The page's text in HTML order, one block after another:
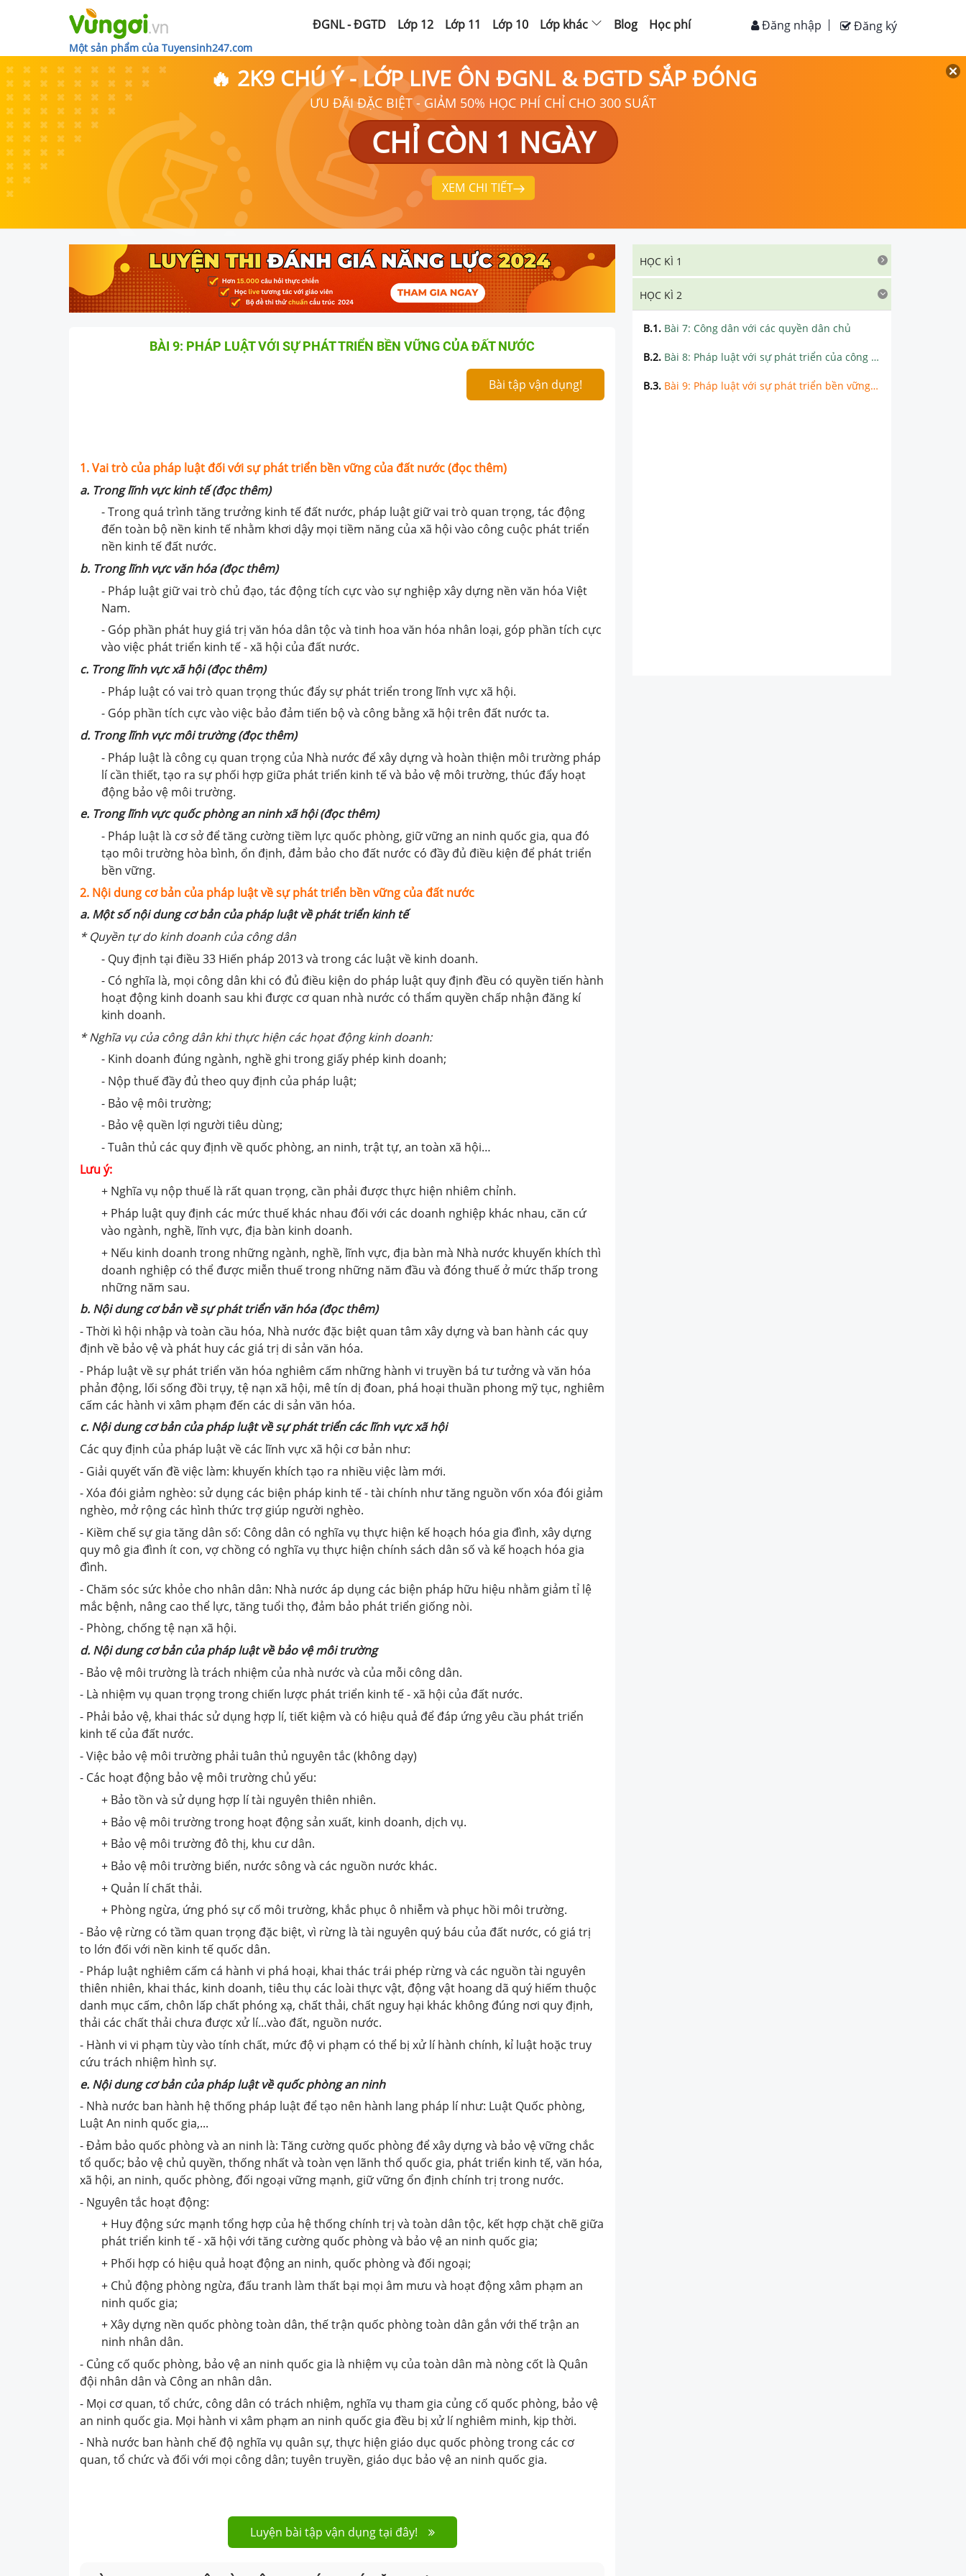
Một sản phẩm của Tuyensinh247.com
ĐGNL - ĐGTD Lớp 12 Lớp 11 Lớp 10 Lớp khác Blog Học phí Đăng ký
Đăng nhập
🔥 2K9 CHÚ Ý - LỚP LIVE ÔN ĐGNL & ĐGTD SẮP ĐÓNG
ƯU ĐÃI ĐẶC BIỆT - GIẢM 50% HỌC PHÍ CHỈ CHO 300 SUẤT
CHỈ CÒN 1 NGÀY
XEM CHI TIẾT
BÀI 9: PHÁP LUẬT VỚI SỰ PHÁT TRIỂN BỀN VỮNG CỦA ĐẤT NƯỚC
Bài tập vận dụng!
1. Vai trò của pháp luật đối với sự phát triển bền vững của đất nước (đọc thêm)
a. Trong lĩnh vực kinh tế (đọc thêm)
- Trong quá trình tăng trưởng kinh tế đất nước, pháp luật giữ vai trò quan trọng, tác động
đến toàn bộ nền kinh tế nhằm khơi dậy mọi tiềm năng của xã hội vào công cuộc phát triển
nền kinh tế đất nước.
b. Trong lĩnh vực văn hóa (đọc thêm)
- Pháp luật giữ vai trò chủ đạo, tác động tích cực vào sự nghiệp xây dựng nền văn hóa Việt
Nam.
- Góp phần phát huy giá trị văn hóa dân tộc và tinh hoa văn hóa nhân loại, góp phần tích cực
vào việc phát triển kinh tế - xã hội của đất nước.
c. Trong lĩnh vực xã hội (đọc thêm)
- Pháp luật có vai trò quan trọng thúc đẩy sự phát triển trong lĩnh vực xã hội.
- Góp phần tích cực vào việc bảo đảm tiến bộ và công bằng xã hội trên đất nước ta.
d. Trong lĩnh vực môi trường (đọc thêm)
- Pháp luật là công cụ quan trọng của Nhà nước để xây dựng và hoàn thiện môi trường pháp
lí cần thiết, tạo ra sự phối hợp giữa phát triển kinh tế và bảo vệ môi trường, thúc đẩy hoạt
động bảo vệ môi trường.
e. Trong lĩnh vực quốc phòng an ninh xã hội (đọc thêm)
- Pháp luật là cơ sở để tăng cường tiềm lực quốc phòng, giữ vững an ninh quốc gia, qua đó
tạo môi trường hòa bình, ổn định, đảm bảo cho đất nước có đầy đủ điều kiện để phát triển
bền vững.
2. Nội dung cơ bản của pháp luậtvềsựpháttriển bền vững của đất nước
a. Một số nội dung cơ bảncủa pháp luậtvề phát triển kinh tế
* Quyền tự do kinh doanh củacông dân
- Quy định tại điều 33 Hiến pháp 2013 và trong các luật về kinh doanh.
- Có nghĩa là, mọi công dân khi có đủ điều kiện do pháp luật quy định đều có quyền tiến hành
hoạt động kinh doanh sau khi được cơ quan nhà nước có thẩm quyền chấp nhận đăng kí
kinh doanh.
* Nghĩa vụ củacông dân khi thực hiện các họat động kinh doanh:
- Kinh doanh đúng ngành, nghề ghi trong giấy phép kinh doanh;
- Nộp thuế đầy đủ theo quy định của pháp luật;
- Bảo vệ môi trường;
- Bảo vệ quền lợi người tiêu dùng;
- Tuân thủ các quy định về quốc phòng, an ninh, trật tự, an toàn xã hội…
Lưu ý:
+ Nghĩa vụ nộp thuế là rất quan trọng, cần phải được thực hiện nhiêm chỉnh.
+ Pháp luật quy định các mức thuế khác nhau đối với các doanh nghiệp khác nhau, căn cứ
vào ngành, nghề, lĩnh vực, địa bàn kinh doanh.
+ Nếu kinh doanh trong những ngành, nghề, lĩnh vực, địa bàn mà Nhà nước khuyến khích thì
doanh nghiệp có thể được miễn thuế trong những năm đầu và đóng thuế ở mức thấp trong
những năm sau.
b. Nội dung cơ bản về sự phát triển văn hóa(đọc thêm)
- Thời kì hội nhập và toàn cầu hóa, Nhà nước đặc biệt quan tâm xây dựng và ban hành các quy
định về bảo vệ và phát huy các giá trị di sản văn hóa.
- Pháp luật về sự phát triển văn hóa nghiêm cấm những hành vi truyền bá tư tưởng và văn hóa
phản động, lối sống đồi trụy, tệ nạn xã hội, mê tín dị đoan, phá hoại thuần phong mỹ tục, nghiêm
cấm các hành vi xâm phạm đến các di sản văn hóa.
c. Nội dung cơ bảncủa pháp luậtvề sự phát triển các lĩnh vực xã hội
Các quy định của pháp luật về các lĩnh vực xã hội cơ bản như:
- Giải quyết vấn đề việc làm: khuyến khích tạo ra nhiều việc làm mới.
- Xóa đói giảm nghèo: sử dụng các biện pháp kinh tế - tài chính như tăng nguồn vốn xóa đói giảm
nghèo, mở rộng các hình thức trợ giúp người nghèo.
- Kiềm chế sự gia tăng dân số: Công dân có nghĩa vụ thực hiện kế hoạch hóa gia đình, xây dựng
quy mô gia đình ít con, vợ chồng có nghĩa vụ thực hiện chính sách dân số và kế hoạch hóa gia
đình.
- Chăm sóc sức khỏe cho nhân dân: Nhà nước áp dụng các biện pháp hữu hiệu nhằm giảm tỉ lệ
mắc bệnh, nâng cao thể lực, tăng tuổi thọ, đảm bảo phát triển giống nòi.
- Phòng, chống tệ nạn xã hội.
d. Nội dung cơ bản của pháp luật về bảo vệ môi trường
- Bảo vệ môi trường là trách nhiệm của nhà nước và của mỗi công dân.
- Là nhiệm vụ quan trọng trong chiến lược phát triển kinh tế - xã hội của đất nước.
- Phải bảo vệ, khai thác sử dụng hợp lí, tiết kiệm và có hiệu quả để đáp ứng yêu cầu phát triển
kinh tế của đất nước.
- Việc bảo vệ môi trường phải tuân thủ nguyên tắc (không dạy)
- Các hoạt động bảo vệ môi trường chủ yếu:
+ Bảo tồn và sử dụng hợp lí tài nguyên thiên nhiên.
+ Bảo vệ môi trường trong hoạt động sản xuất, kinh doanh, dịch vụ.
+ Bảo vệ môi trường đô thị, khu cư dân.
+ Bảo vệ môi trường biển, nước sông và các nguồn nước khác.
+ Quản lí chất thải.
+ Phòng ngừa, ứng phó sự cố môi trường, khắc phục ô nhiễm và phục hồi môi trường.
- Bảo vệ rừng có tầm quan trọng đặc biệt, vì rừng là tài nguyên quý báu của đất nước, có giá trị
to lớn đối với nền kinh tế quốc dân.
- Pháp luật nghiêm cấm cá hành vi phá hoại, khai thác trái phép rừng và các nguồn tài nguyên
thiên nhiên, khai thác, kinh doanh, tiêu thụ các loài thực vật, động vật hoang dã quý hiếm thuộc
danh mục cấm, chôn lấp chất phóng xạ, chất thải, chất nguy hại khác không đúng nơi quy định,
thải các chất thải chưa được xử lí...vào đất, nguồn nước.
- Hành vi vi phạm tùy vào tính chất, mức độ vi phạm có thể bị xử lí hành chính, kỉ luật hoặc truy
cứu trách nhiệm hình sự.
e. Nội dung cơ bản của pháp luật về quốc phòng an ninh
- Nhà nước ban hành hệ thống pháp luật để tạo nên hành lang pháp lí như: Luật Quốc phòng,
Luật An ninh quốc gia,...
- Đảm bảo quốc phòng và an ninh là: Tăng cường quốc phòng để xây dựng và bảo vệ vững chắc
tổ quốc; bảo vệ chủ quyền, thống nhất và toàn vẹn lãnh thổ quốc gia, phát triển kinh tế, văn hóa,
xã hội, an ninh, quốc phòng, đối ngoại vững mạnh, giữ vững ổn định chính trị trong nước.
- Nguyên tắc hoạt động:
+ Huy động sức mạnh tổng hợp của hệ thống chính trị và toàn dân tộc, kết hợp chặt chẽ giữa
phát triển kinh tế - xã hội với tăng cường quốc phòng và bảo vệ an ninh quốc gia;
+ Phối hợp có hiệu quả hoạt động an ninh, quốc phòng và đối ngoại;
+ Chủ động phòng ngừa, đấu tranh làm thất bại mọi âm mưu và hoạt động xâm phạm an
ninh quốc gia;
+ Xây dựng nền quốc phòng toàn dân, thế trận quốc phòng toàn dân gắn với thế trận an
ninh nhân dân.
- Củng cố quốc phòng, bảo vệ an ninh quốc gia là nhiệm vụ của toàn dân mà nòng cốt là Quân
đội nhân dân và Công an nhân dân.
- Mọi cơ quan, tổ chức, công dân có trách nhiệm, nghĩa vụ tham gia củng cố quốc phòng, bảo vệ
an ninh quốc gia. Mọi hành vi xâm phạm an ninh quốc gia đều bị xử lí nghiêm minh, kịp thời.
- Nhà nước ban hành chế độ nghĩa vụ quân sự, thực hiện giáo dục quốc phòng trong các cơ
quan, tổ chức và đối với mọi công dân; tuyên truyền, giáo dục bảo vệ an ninh quốc gia.
Luyện bài tập vận dụng tại đây!
HỌC KÌ 1
HỌC KÌ 2
B.1. Bài 7: Công dân với các quyền dân chủ
B.2. Bài 8: Pháp luật với sự phát triển của công dân
B.3. Bài 9: Pháp luật với sự phát triển bền vững của đất nước